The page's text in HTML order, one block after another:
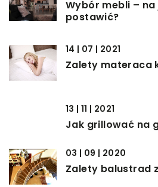
Wybór mebli –
postawić?
14 | 07 | 2021
Zalety materaca
13 | 11 | 2021
Jak grillować na
03 | 09 | 2020
Zalety balustrad